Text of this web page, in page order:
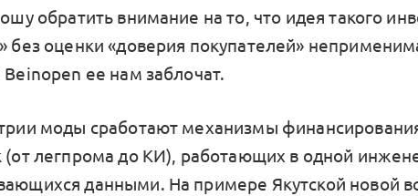
обратить внимание на то, что идея такого
без оценки «доверия покупателей»
Beinopen ее нам заблочат.
моды сработают механизмы
(от легпрома до КИ), работающих в одной
данными. На примере Якутской новой